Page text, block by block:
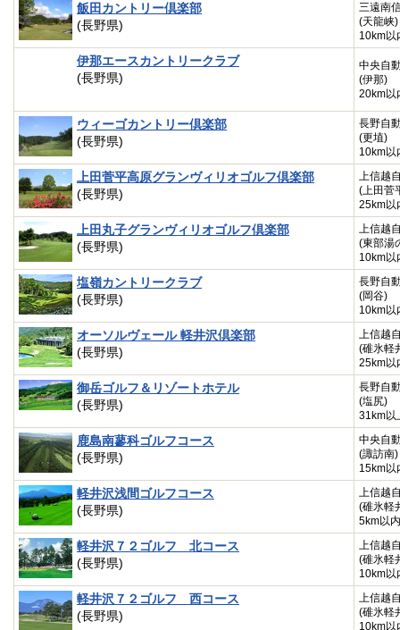
飯田カントリー倶楽部
(長野県)
三遠南
(天龍峡)
10km以
伊那エースカントリークラブ
(長野県)
中央自
(伊那)
20km以
ウィーゴカントリー倶楽部
(長野県)
長野自
(更埴)
10km以
上田菅平高原グランヴィリオゴルフ倶楽部
(長野県)
上信越
(上田菅
25km以
上田丸子グランヴィリオゴルフ倶楽部
(長野県)
上信越
(東部湯
10km以
塩嶺カントリークラブ
(長野県)
長野自
(岡谷)
10km以
オーソルヴェール 軽井沢倶楽部
(長野県)
上信越
(碓氷軽
25km以
御岳ゴルフ＆リゾートホテル
(長野県)
長野自
(塩尻)
31km以
鹿島南蓼科ゴルフコース
(長野県)
中央自
(諏訪南)
15km以
軽井沢浅間ゴルフコース
(長野県)
上信越
(碓氷軽
5km以内
軽井沢７２ゴルフ 北コース
(長野県)
上信越
(碓氷軽
10km以
軽井沢７２ゴルフ 西コース
(長野県)
上信越
(碓氷軽
10km以